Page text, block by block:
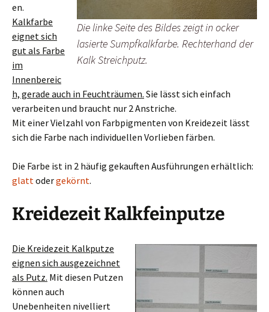
Die linke Seite des Bildes zeigt in ocker
lasierte Sumpfkalkfarbe. Rechterhand der
Kalk Streichputz.
en.
Kalkfarbe
eignet sich
gut als Farbe
im
Innenbereic
h, gerade auch in Feuchträumen. Sie lässt sich einfach
verarbeiten und braucht nur 2 Anstriche.
Mit einer Vielzahl von Farbpigmenten von Kreidezeit lässt
sich die Farbe nach individuellen Vorlieben färben.
Die Farbe ist in 2 häufig gekauften Ausführungen erhältlich:
glatt odergekörnt.
Kreidezeit Kalkfeinputze
Die Kreidezeit Kalkputze
eignen sich ausgezeichnet
als Putz. Mit diesen Putzen
können auch
Unebenheiten nivelliert